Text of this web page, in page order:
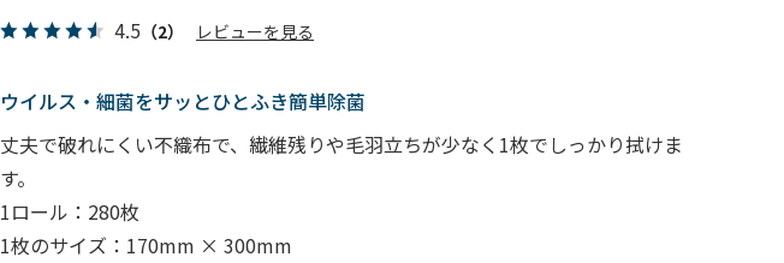
4.5 （2） レビューを見る
ウイルス・細菌をサッとひとふき簡単除菌
丈夫で破れにくい不織布で、繊維残りや毛羽立ちが少なく1枚でしっかり拭けま
す。
1ロール：280枚
1枚のサイズ：170mm × 300mm